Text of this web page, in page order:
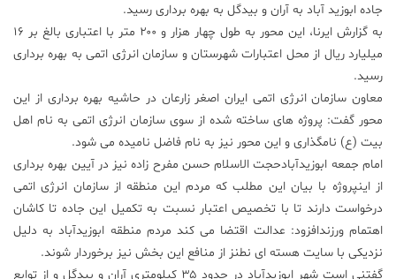
علم
و
فناوری
عکس
پادکست
مجله
فرهنگی
هنری
جاده ابوزید آباد به آران و بیدگل به بهره برداری رسید.
به گزارش ایرنا، این محور به طول چهار هزار و ۲۰۰ متر با اعتباری بالغ بر ۱۶
میلیارد ریال از محل اعتبارات شهرستان و سازمان انرژی اتمی به بهره برداری
رسید.
معاون سازمان انرژی اتمی ایران اصغر زارعان در حاشیه بهره برداری از این
محور گفت: پروژه های ساخته شده از سوی سازمان انرژی اتمی به نام اهل
بیت (ع) نامگذاری و این محور نیز به نام فاضل نامیده می شود.
امام جمعه ابوزیدآبادحجت الاسلام حسن مفرح زاده نیز در آیین بهره برداری
از اینپروژه با بیان این مطلب که مردم این منطقه از سازمان انرژی اتمی
درخواست دارند تا با تخصیص اعتبار نسبت به تکمیل این جاده تا کاشان
اهتمام ورزندافزود: عدالت اقتضا می کند مردم منطقه ابوزیدآباد به دلیل
نزدیکی با سایت هسته ای نطنز از منافع این بخش نیز برخوردار شوند.
گفتنی است شهر ابوزیدآباد در حدود ۳۵ کیلومتری آران و بیدگل و از توابع